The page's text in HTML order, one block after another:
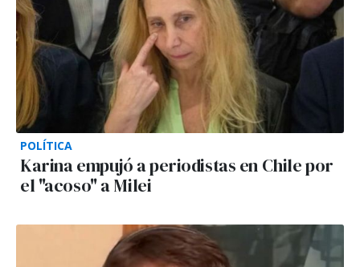
POLÍTICA
Karina empujó a periodistas en Chile por
el "acoso" a Milei